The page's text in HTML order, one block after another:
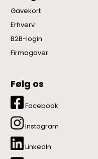
Gavekort
Erhverv
B2B-login
Firmagaver
Følg os
Facebook
Instagram
LinkedIn